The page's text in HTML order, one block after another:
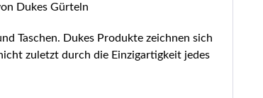
Dukes Gürteln
Taschen. Dukes Produkte zeichnen sich
zuletzt durch die Einzigartigkeit jedes